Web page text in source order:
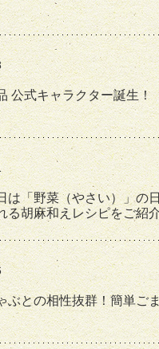
公式キャラクター誕生！
は「野菜（やさい）」の
る胡麻和えレシピをご紹
ぶとの相性抜群！簡単ご